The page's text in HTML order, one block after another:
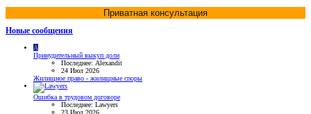
Приватная консультация
Новые сообщения
A
Принудительный выкуп доли
Последнее: Alexandit
24 Июл 2026
Жилищное право - жилищные споры
Ошибка в трудовом договоре
Последнее: Lawyers
23 Июл 2026